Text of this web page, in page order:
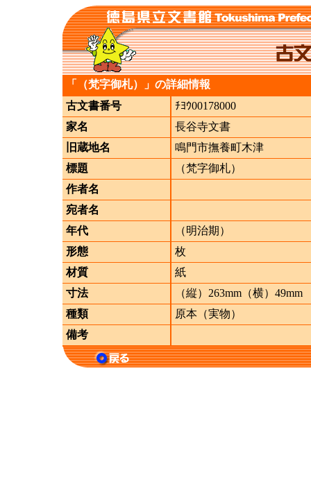
「（梵字御札）」の詳細情報
古文書番号
ﾁﾖｳ00178000
家名
長谷寺文書
旧蔵地名
鳴門市撫養町木津
標題
（梵字御札）
作者名
宛者名
年代
（明治期）
形態
枚
材質
紙
寸法
（縦）263mm（横）49mm
種類
原本（実物）
備考